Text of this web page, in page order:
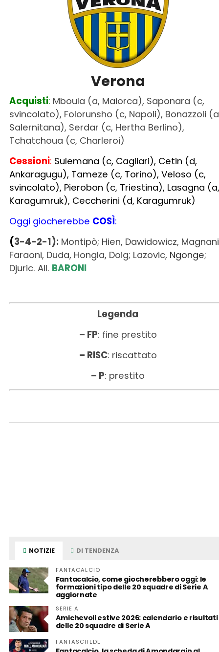
Verona
Mboula (a, Maiorca), Saponara (c,
svincolato), Folorunsho (c, Napoli), Bonazzoli
Salernitana), Serdar (c, Hertha Berlino),
Tchatchoua (c, Charleroi)
Cessioni:Sulemana (c, Cagliari), Cetin (d,
Ankaragugu), Tameze (c, Torino), Veloso (c,
svincolato), Pierobon (c, Triestina), Lasagna (a,
Karagumruk), Ceccherini (d, Karagumruk)
Oggi giocherebbeCOSÌ :
(3-4-2-1):Montipò; Hien, Dawidowicz,
Faraoni, Duda, Hongla, Doig; Lazovic,Ngonge
Djuric. All.
Legenda
– P: prestito
SERIE A
delle 20 squadre di Serie A
FANTASCHEDE
Fantacalcio, la scheda di Amondarain al
Bologna: qualità e ripartenze da
FANTASCHEDE
Fantacalcio, la scheda di Stones all’Inter:
FANTACALCIO